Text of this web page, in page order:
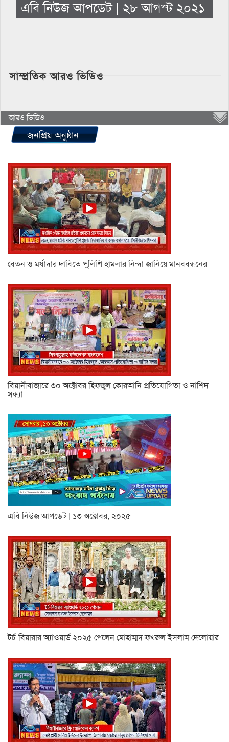
এবি নিউজ আপডেট | ২৮ আগস্ট ২০২১
সাম্প্রতিক আরও ভিডিও
আরও ভিডিও
জনপ্রিয় অনুষ্ঠান
বেতন ও মর্যাদার দাবিতে পুলিশি হামলার নিন্দা জানিয়ে মানববন্ধনের
বিয়ানীবাজারে ৩০ অক্টোবর হিফজুল কোরআনি প্রতিযোগিতা ও নাশিদ
সন্ধ্যা
এবি নিউজ আপডেট | ১৩ অক্টোবর, ২০২৫
টর্চ-বিয়ারার অ্যাওয়ার্ড ২০২৫ পেলেন মোহাম্মদ ফখরুল ইসলাম দেলোয়ার